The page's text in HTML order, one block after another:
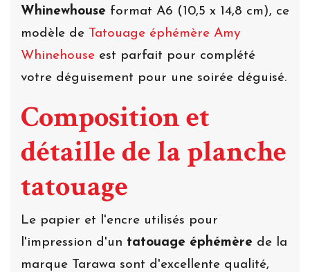
Whinewhouse format A6 (10,5 x 14,8 cm), ce
modèle de Tatouage éphémère Amy
Whinehouse est parfait pour complété
votre déguisement pour une soirée déguisé.
Composition et
détaille de la planche
tatouage
Le papier et l'encre utilisés pour
l'impression d'un tatouage éphémère de la
marque Tarawa sont d'excellente qualité,